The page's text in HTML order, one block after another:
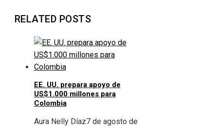
RELATED POSTS
EE. UU. prepara apoyo de
US$1.000 millones para
Colombia
Aura Nelly Díaz7 de agosto de